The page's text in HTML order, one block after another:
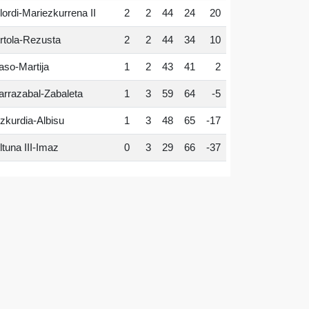
Mariezkurrena II 2 2 44 24 20
Rezusta 2 2 44 34 10
Martija 1 2 43 41 2
Zabaleta 1 3 59 64 -5
Albisu 1 3 48 65 -17
III-Imaz 0 3 29 66 -37